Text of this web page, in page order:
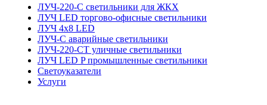
ЛУЧ-220-С светильники для ЖКХ
ЛУЧ LED торгово-офисные светильники
ЛУЧ 4х8 LED
ЛУЧ-С аварийные светильники
ЛУЧ-220-СТ уличные светильники
ЛУЧ LED P промышленные светильники
Светоуказатели
Услуги